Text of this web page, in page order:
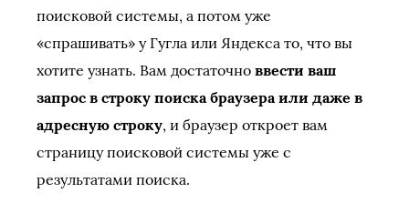
поисковой системы, а потом уже
«спрашивать» у Гугла или Яндекса то, что вы
хотите узнать. Вам достаточно ввести ваш
запрос в строку поиска браузера или даже в
адресную строку, и браузер откроет вам
страницу поисковой системы уже с
результатами поиска.